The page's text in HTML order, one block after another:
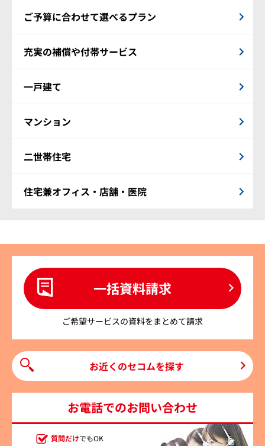
ご予算に合わせて選べるプラン
充実の補償や付帯サービス
一戸建て
マンション
二世帯住宅
住宅兼オフィス・店舗・医院
一括資料請求
ご希望サービスの資料をまとめて請求
お近くのセコムを探す
お電話でのお問い合わせ
質問だけでもOK